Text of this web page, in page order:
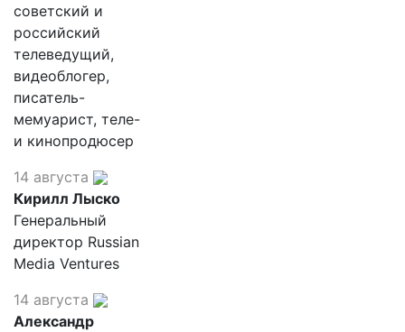
советский и
российский
телеведущий,
видеоблогер,
писатель-
мемуарист, теле-
и кинопродюсер
14 августа
Кирилл Лыско
Генеральный
директор Russian
Media Ventures
14 августа
Александр